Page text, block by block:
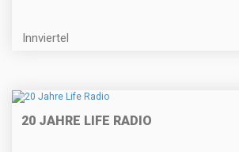
Innviertel
20 JAHRE LIFE RADIO